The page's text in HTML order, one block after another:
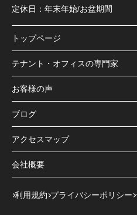
定休日： 年末年始/お盆期間
トップページ
テナント・オフィスの専門家
お客様の声
ブログ
アクセスマップ
会社概要
利用規約 プライバシーポリシー